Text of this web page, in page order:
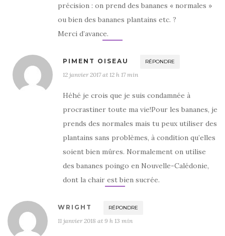
précision : on prend des bananes « normales »
ou bien des bananes plantains etc. ?
Merci d’avance.
PIMENT OISEAU RÉPONDRE
12 janvier 2017 at 12 h 17 min
Héhé je crois que je suis condamnée à
procrastiner toute ma vie!Pour les bananes, je
prends des normales mais tu peux utiliser des
plantains sans problèmes, à condition qu’elles
soient bien mûres. Normalement on utilise
des bananes poingo en Nouvelle-Calédonie,
dont la chair est bien sucrée.
WRIGHT RÉPONDRE
11 janvier 2018 at 9 h 13 min